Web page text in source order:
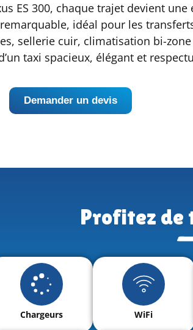
ES 300, chaque trajet devient une
idéal pour les
sellerie cuir, climatisation bi-
taxi spacieux, élégant et
Demander un devis
Profitez de
Chargeurs WiFi